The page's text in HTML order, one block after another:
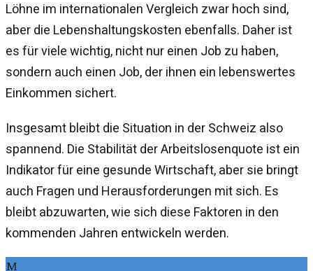
Löhne im internationalen Vergleich zwar hoch sind,
aber die Lebenshaltungskosten ebenfalls. Daher ist
es für viele wichtig, nicht nur einen Job zu haben,
sondern auch einen Job, der ihnen ein lebenswertes
Einkommen sichert.
Insgesamt bleibt die Situation in der Schweiz also
spannend. Die Stabilität der Arbeitslosenquote ist ein
Indikator für eine gesunde Wirtschaft, aber sie bringt
auch Fragen und Herausforderungen mit sich. Es
bleibt abzuwarten, wie sich diese Faktoren in den
kommenden Jahren entwickeln werden.
M